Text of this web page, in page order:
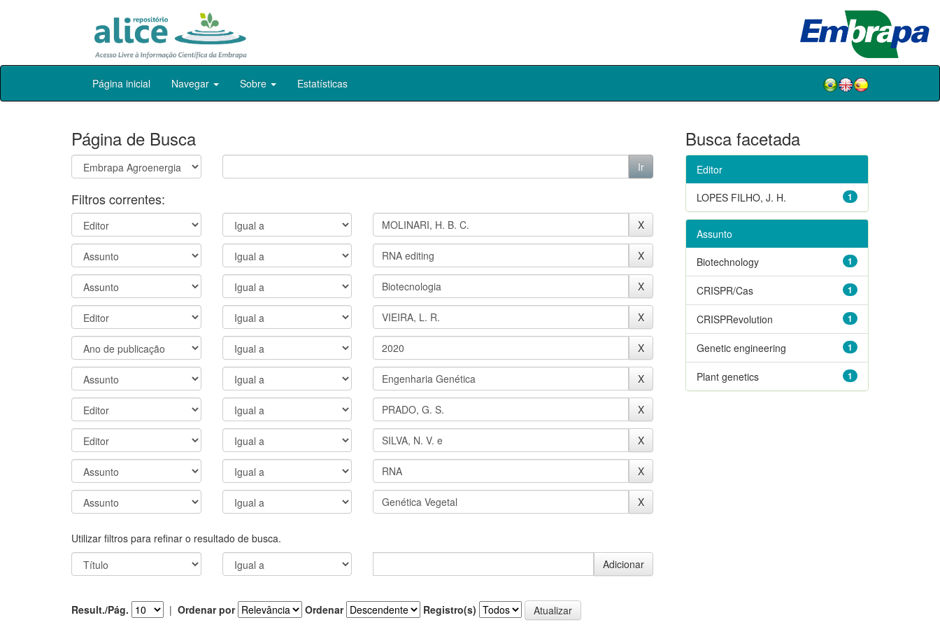
Skip
Página inicial Navegar Sobre Estatísticas
Página de Busca
Filtros correntes:
Utilizar filtros para refinar o resultado de busca.
Result./Pág. | Ordenar por Ordenar Registro(s)
Busca facetada
Editor
1
LOPES FILHO, J. H.
Assunto
1
Biotechnology
1
CRISPR/Cas
1
CRISPRevolution
1
Genetic engineering
1
Plant genetics